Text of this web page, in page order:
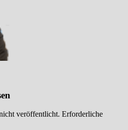
veröffentlicht. Erforderliche